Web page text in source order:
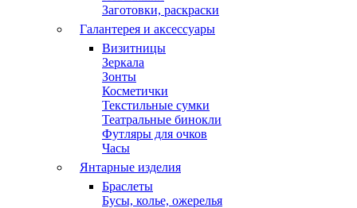
Заготовки, раскраски
Галантерея и аксессуары
Визитницы
Зеркала
Зонты
Косметички
Текстильные сумки
Театральные бинокли
Футляры для очков
Часы
Янтарные изделия
Браслеты
Бусы, колье, ожерелья